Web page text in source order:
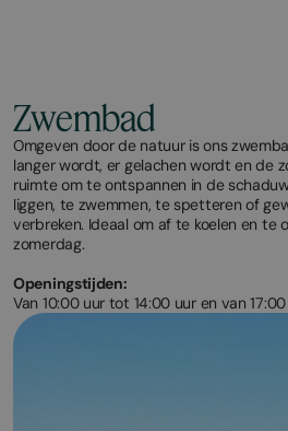
Zwembad
Omgeven door de natuur is ons
langer wordt, er gelachen wordt en de
ruimte om te ontspannen in de
liggen, te zwemmen, te spetteren of
verbreken. Ideaal om af te koelen en te
zomerdag.
Openingstijden:
Van 10:00 uur tot 14:00 uur en van